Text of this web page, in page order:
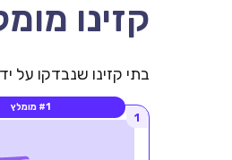
קזינו
בתי קזינו שנבדקו על
#1 מומלץ
1